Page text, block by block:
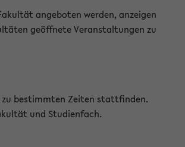
angeboten werden, anzeigen
geöffnete Veranstaltungen zu
zu bestimmten Zeiten stattfinden.
und Studienfach.